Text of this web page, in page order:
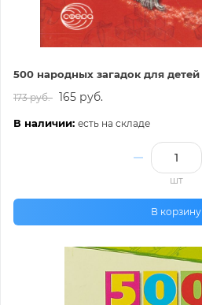
500 народных загадок для детей
173 руб. 165 руб.
В наличии: есть на складе
шт
В корзину